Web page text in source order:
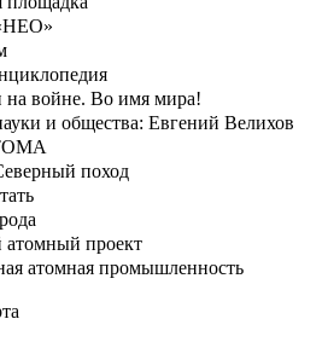
войне. Во имя мира!
и общества: Евгений Велихов
поход
атомный проект
атомная промышленность